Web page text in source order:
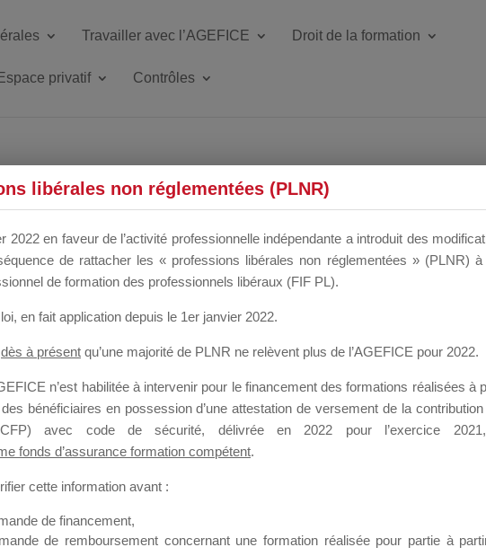
Travailler avec l’AGEFICE Droit de la formation
Espace privatif Contrôles
DU
qui souhaitent répondre à l’Appel à Propositions Mallette du Dirigeant.
il est possible de laisser un message ou poser une question.
rejoindre ce groupe
libérales non réglementées (PLNR)
2022 en faveur de l’activité professionnelle indépendante a introduit des
de rattacher les « professions libérales non réglementées » (PLNR) à
de formation des professionnels libéraux (FIF PL).
, en fait application depuis le 1er janvier 2022.
dès à présent qu’une majorité de PLNR ne relèvent plus de l’AGEFICE pour 2022.
n’est habilitée à intervenir pour le financement des formations réalisées à
bénéficiaires en possession d’une attestation de versement de la
(CFP) avec code de sécurité, délivrée en 2022 pour l’exercice
fonds d’assurance formation compétent.
cette information avant :
de financement,
de remboursement concernant une formation réalisée pour partie à